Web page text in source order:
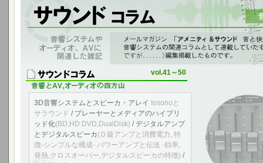
音響システムやオーディオ、AVに関連した雑記
「アメニティ＆サウンド音と快適の空間へ」 vol.12～vol.64に 音響システ
ものを編集掲載したものです。
vol.41～50
3D音響システムとスピーカ・アレイ Iosonoと
サラウンド / プレーヤーとメディアのハイブリ
ッド化(BD,HD DVD,DualDisk) / デジタルアンプ
とデジタルスピーカ (Ｄ級アンプと消費電力, 特
徴-シンプルな構成- パワーアンプと伝送 -効率,
発熱,クロスオーバー,デジタルスピーカの特徴) /